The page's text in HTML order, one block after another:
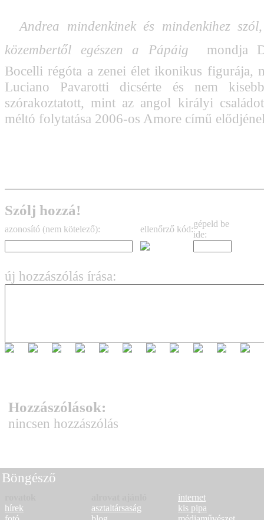
Andrea mindenkinek és mindenkihez
közembertől egészen a Pápáig   mondja
Bocelli régóta a zenei élet ikonikus figurája,
Luciano Pavarotti dicsérte és nem
szórakoztatott, mint az angol királyi
méltó folytatása 2006-os Amore című
Szólj hozzá!
azonosító (nem kötelező): ellenőrző kód:
gépeld be
ide:
új hozzászólás írása:
Hozzászólások:
nincsen hozzászólás
Böngésző
hírek
asztaltársaság
internet
kis pipa